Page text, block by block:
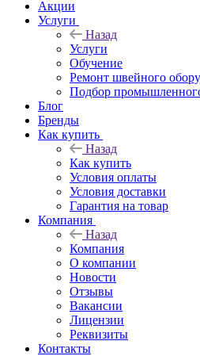
Акции
Услуги
Назад
Услуги
Обучение
Ремонт швейного
Подбор
Блог
Бренды
Как купить
Назад
Как купить
Условия оплаты
Условия доставки
Гарантия на товар
Компания
Назад
Компания
О компании
Новости
Отзывы
Вакансии
Лицензии
Реквизиты
Контакты